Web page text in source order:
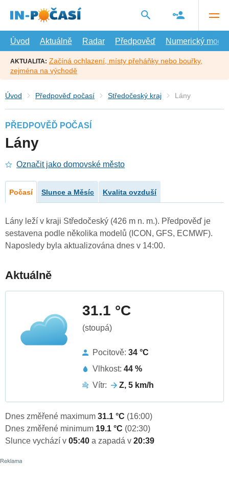
hlavní
Úvod
Aktuálně Radar Předpověď Numerický model
AKTUALITA: Začíná ochlazení, místy přeháňky nebo bouřky,
zejména na východě
Úvod Předpověď počasí Středočeský kraj Lány
PŘEDPOVĚĎ POČASÍ
Lány
Označit jako domovské město
Počasí Slunce a Měsíc Kvalita ovzduší
Lány leží v kraji Středočeský (426 m n. m.). Předpověď je
sestavena podle několika modelů (ICON, GFS, ECMWF).
Naposledy byla aktualizována dnes v 14:00.
Aktuálně
31.1 °C
(stoupá)
Pocitově: 34 °C
Vlhkost: 44 %
Vítr:
Z, 5 km/h
Dnes změřené maximum 31.1 °C (16:00)
Dnes změřené minimum 19.1 °C (02:30)
Slunce vychází v 05:40 a zapadá v 20:39